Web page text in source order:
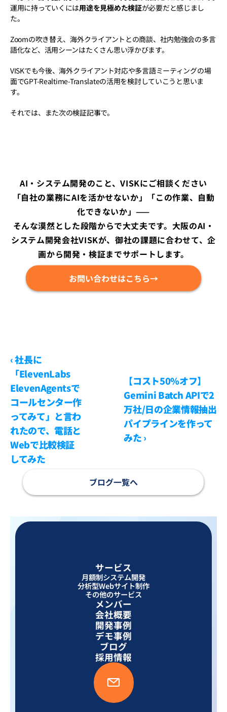
運用に持っていくには用途を見極めた検証が必要だと感じまし
た。
Zoomの吹き替え、海外クライアントとの商談、社内勉強会の多言
語化など、活用シーンはたくさん思い浮かびます。
VISKでも今後、海外クライアント対応や多言語ミーティングの場
面でGPT-Realtime-Translateの活用を検討していこうと思いま
す。
それでは、また次の検証記事で。
AI・システム開発のこと、VISKにご相談ください
「自社の業務にAIを活かせないか」「この作業、自動
化できないか」——
そんな漠然とした段階からで大丈夫です。大阪のAI・
システム開発会社VISKが、御社の課題に合わせて、企
画から開発・検証までサポートします。
お問い合わせはこちら→
‹ 社長に
「ElevenLabs
ElevenAgentsで
コールセンター作
ってみて」と言わ
れたので、電話と
Webで比較検証
してみた
【コスト50%オフ】
Gemini Batch APIで2
万社/日の企業情報抽出
パイプラインを作って
みた ›
ブログ一覧へ
サービス
月額制システム開発
分析型Webサイト制作
その他のサービス
メンバー
会社概要
開発事例
デモ事例
ブログ
採用情報